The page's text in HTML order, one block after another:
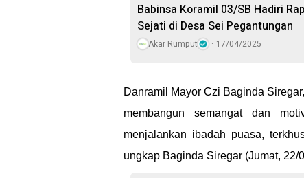
Babinsa Koramil 03/SB Hadiri
Sejati di Desa Sei Pegantungan
Akar Rumput 17/04/2025
Danramil Mayor Czi Baginda
membangun semangat dan
menjalankan ibadah puasa,
ungkap Baginda Siregar (Jumat, 22/